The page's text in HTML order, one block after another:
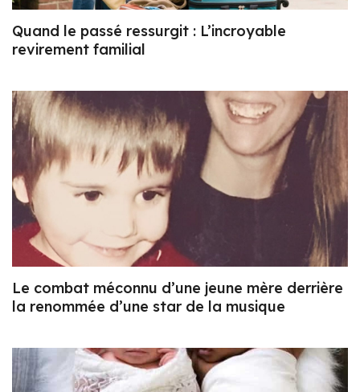
Quand le passé ressurgit : L’incroyable
revirement familial
Le combat méconnu d’une jeune mère derrière
la renommée d’une star de la musique